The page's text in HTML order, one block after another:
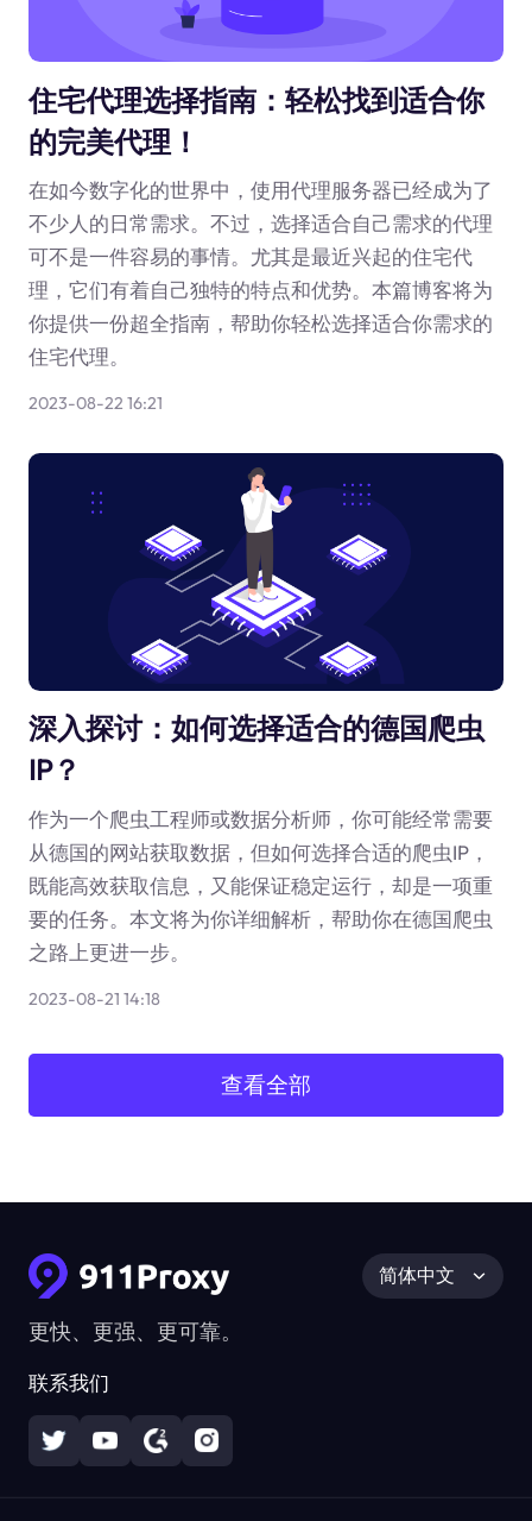
住宅代理选择指南：轻松找到适合你
的完美代理！
在如今数字化的世界中，使用代理服务器已经成为了
不少人的日常需求。不过，选择适合自己需求的代理
可不是一件容易的事情。尤其是最近兴起的住宅代
理，它们有着自己独特的特点和优势。本篇博客将为
你提供一份超全指南，帮助你轻松选择适合你需求的
住宅代理。
2023-08-22 16:21
深入探讨：如何选择适合的德国爬虫
IP？
作为一个爬虫工程师或数据分析师，你可能经常需要
从德国的网站获取数据，但如何选择合适的爬虫IP，
既能高效获取信息，又能保证稳定运行，却是一项重
要的任务。本文将为你详细解析，帮助你在德国爬虫
之路上更进一步。
2023-08-21 14:18
查看全部
更快、更强、更可靠。
联系我们
简体中文